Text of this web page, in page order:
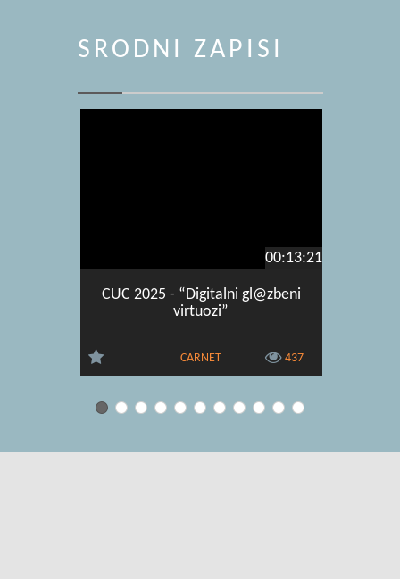
SRODNI ZAPISI
00:13:21
CUC 2025 - “Digitalni gl@zbeni
virtuozi”
CARNET 437